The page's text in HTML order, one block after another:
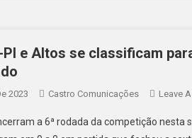
e Altos se classificam
2023 Castro Comunicações Leave
a 6ª rodada da competição